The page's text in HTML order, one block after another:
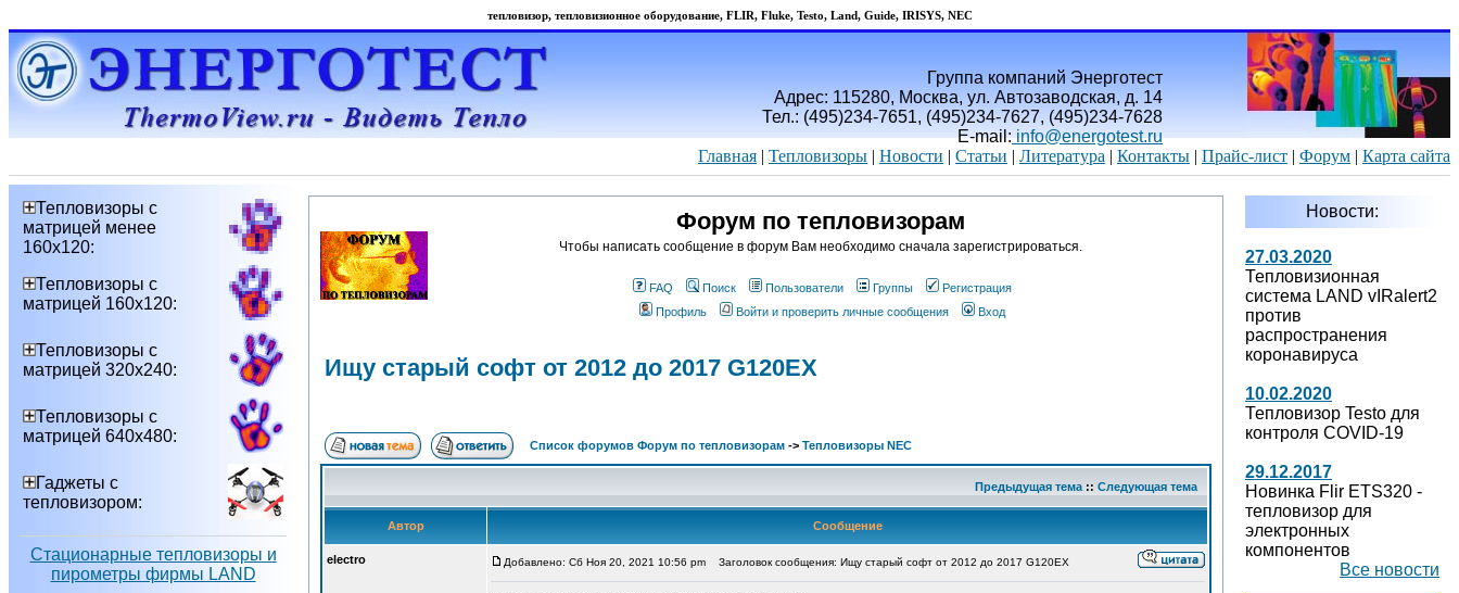
тепловизор, тепловизионное оборудование, FLIR, Fluke, Testo, Land, Guide, IRISYS, NEC
Группа компаний Энерготест
Адрес: 115280, Москва, ул. Автозаводская, д. 14
Тел.: (495)234-7651, (495)234-7627, (495)234-7628
E-mail:info@energotest.ru
Главная | Тепловизоры | Новости | Статьи | Литература | Контакты | Прайс-лист | Форум | Карта сайта
Тепловизоры с
матрицей менее
160х120:
Тепловизоры с
матрицей 160х120:
Тепловизоры с
матрицей 320х240:
Тепловизоры с
матрицей 640х480:
Гаджеты с
тепловизором:
Стационарные тепловизоры и
пирометры фирмы LAND
Форум по тепловизорам
Чтобы написать сообщение в форум Вам необходимо сначала зарегистрироваться.
FAQ Поиск Пользователи Группы
Регистрация
Профиль
Войти и проверить личные сообщения Вход
Ищу старый софт от 2012 до 2017 G120EX
Список форумов Форум по тепловизорам -> Тепловизоры NEC
Предыдущая тема :: Следующая тема
Автор Сообщение
electro Добавлено: Сб Ноя 20, 2021 10:56 pm Заголовок сообщения: Ищу старый софт от 2012 до 2017 G120EX
Новости:
27.03.2020
Тепловизионная
система LAND vIRalert2
против
распространения
коронавируса
10.02.2020
Тепловизор Testo для
контроля COVID-19
29.12.2017
Новинка Flir ETS320 -
тепловизор для
электронных
компонентов
Все новости